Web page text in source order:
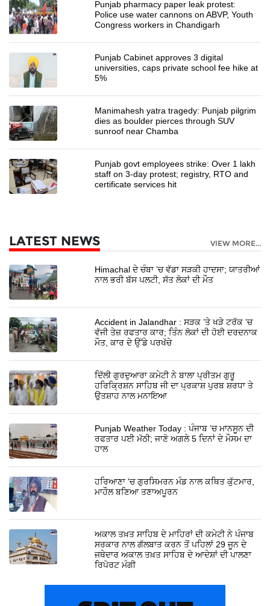
Punjab pharmacy paper leak protest:
Police use water cannons on ABVP, Youth
Congress workers in Chandigarh
Punjab Cabinet approves 3 digital
universities, caps private school fee hike at
5%
Manimahesh yatra tragedy: Punjab pilgrim
dies as boulder pierces through SUV
sunroof near Chamba
Punjab govt employees strike: Over 1 lakh
staff on 3-day protest; registry, RTO and
certificate services hit
LATEST NEWS VIEW MORE...
Himachal ਦੇ ਚੰਬਾ ’ਚ ਵੱਡਾ ਸੜਕੀ ਹਾਦਸਾ; ਯਾਤਰੀਆਂ
ਨਾਲ ਭਰੀ ਬੱਸ ਪਲਟੀ, ਸੱਤ ਲੋਕਾਂ ਦੀ ਮੌਤ
Accident in Jalandhar : ਸੜਕ ’ਤੇ ਖੜੇ ਟਰੱਕ ’ਚ
ਵੱਜੀ ਤੇਜ਼ ਰਫਤਾਰ ਕਾਰ; ਤਿੰਨ ਲੋਕਾਂ ਦੀ ਹੋਈ ਦਰਦਨਾਕ
ਮੌਤ, ਕਾਰ ਦੇ ਉੱਡੇ ਪਰਖੱਚੇ
ਦਿੱਲੀ ਗੁਰਦੁਆਰਾ ਕਮੇਟੀ ਨੇ ਬਾਲਾ ਪ੍ਰੀਤਮ ਗੁਰੂ
ਹਰਿਕ੍ਰਿਸ਼ਨ ਸਾਹਿਬ ਜੀ ਦਾ ਪ੍ਰਕਾਸ਼ ਪੁਰਬ ਸ਼ਰਧਾ ਤੇ
ਉਤਸ਼ਾਹ ਨਾਲ ਮਨਾਇਆ
Punjab Weather Today : ਪੰਜਾਬ ’ਚ ਮਾਨਸੂਨ ਦੀ
ਰਫਤਾਰ ਪਈ ਮੱਠੀ; ਜਾਣੋ ਅਗਲੇ 5 ਦਿਨਾਂ ਦੇ ਮੌਸਮ ਦਾ
ਹਾਲ
ਹਰਿਆਣਾ 'ਚ ਗੁਰਸਿਮਰਨ ਮੰਡ ਨਾਲ ਕਥਿਤ ਕੁੱਟਮਾਰ,
ਮਾਹੌਲ ਬਣਿਆ ਤਣਾਅਪੂਰਨ
ਅਕਾਲ ਤਖ਼ਤ ਸਾਹਿਬ ਦੇ ਮਾਹਿਰਾਂ ਦੀ ਕਮੇਟੀ ਨੇ ਪੰਜਾਬ
ਸਰਕਾਰ ਨਾਲ ਗੱਲਬਾਤ ਕਰਨ ਤੋਂ ਪਹਿਲਾਂ 29 ਜੂਨ ਦੇ
ਜਥੇਦਾਰ ਅਕਾਲ ਤਖ਼ਤ ਸਾਹਿਬ ਦੇ ਆਦੇਸ਼ਾਂ ਦੀ ਪਾਲਣਾ
ਰਿਪੋਰਟ ਮੰਗੀ